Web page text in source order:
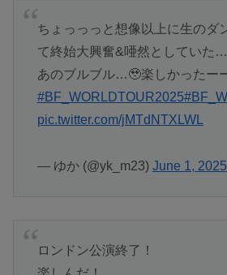
ちょっっっと想像以上に生のダ
て終始大興奮&唖然としていた
あのブルブル…🥹楽しかったー
#BF_WORLDTOUR2025
pic.twitter.com/jMTdNTXLWL
— ゆか (@yk_m23) June 1, 2025
ロンドン公演終了！